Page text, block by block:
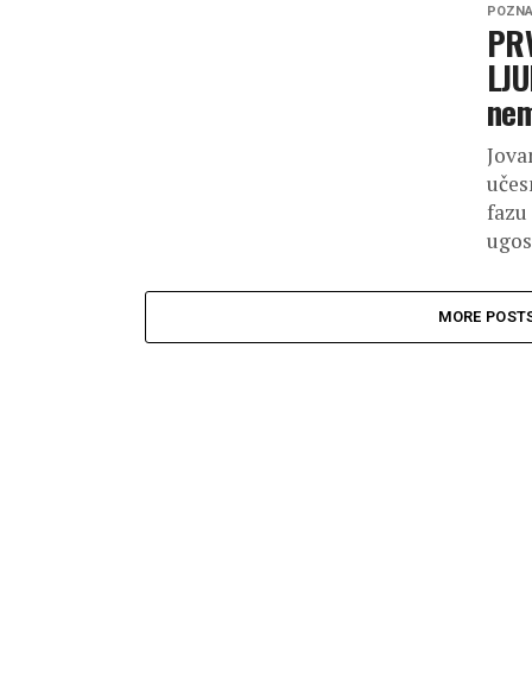
fazu
MORE